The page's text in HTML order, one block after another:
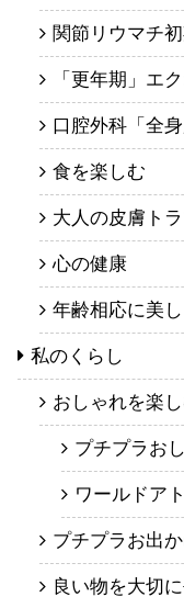
関節リウマチ
「更年期」エ
口腔外科「全
食を楽しむ
大人の皮膚ト
心の健康
年齢相応に美し
私のくらし
おしゃれを楽
プチプラお
ワールドア
プチプラお出
良い物を大切